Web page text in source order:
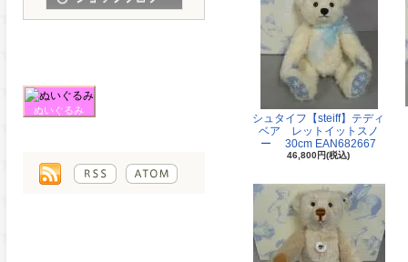
ぬいぐるみ
シュタイフ【steiff】テディ
ベア レットイットスノ
ー 30cm EAN682667
46,800円(税込)